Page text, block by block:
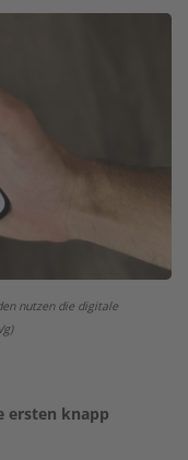
nutzen die digitale
ersten knapp